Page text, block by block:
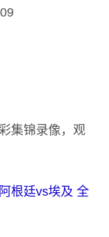
集锦录像，观
根廷vs埃及 全